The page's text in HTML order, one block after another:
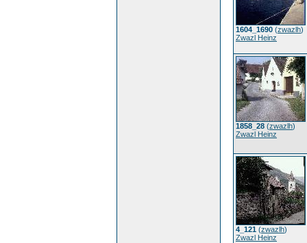
1604_1690 (zwazlh)
Zwazl Heinz
1858_28 (zwazlh)
Zwazl Heinz
4_121 (zwazlh)
Zwazl Heinz